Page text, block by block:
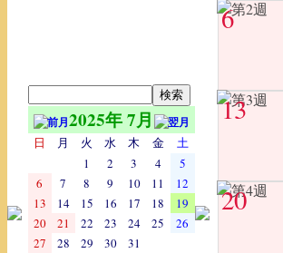
2025年 7月
日 月 火 水 木 金
土
1
2 3 4
5
6
7 8 9 10 11
12
13
14 15 16 17 18
19
20
21 22 23 24 25
26
27
28 29 30 31
6
13
20